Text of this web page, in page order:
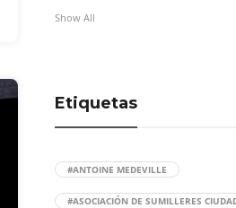
Show All
Etiquetas
#ANTOINE MEDEVILLE
#ASOCIACIÓN DE SUMILLERES